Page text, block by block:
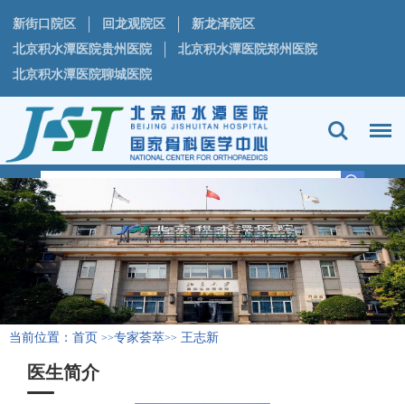
新街口院区 回龙观院区
新龙泽院区
北京积水潭医院贵州医院
北京积水潭医院郑州医院
北京积水潭医院聊城医院
当前位置： 首页 >>专家荟萃>> 王志新
医生简介